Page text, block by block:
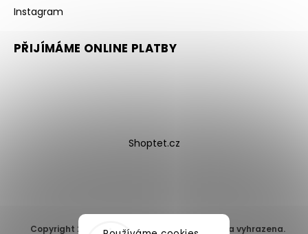
Instagram
PŘIJÍMÁME ONLINE PLATBY
Shoptet.cz
Copyright 2026 DomaLEP s.r.o. . Všechna práva vyhrazena.